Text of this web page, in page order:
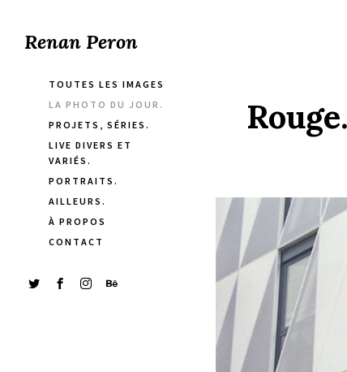
Renan Peron
TOUTES LES IMAGES
LA PHOTO DU JOUR.
PROJETS, SÉRIES.
LIVE DIVERS ET
VARIÉS.
PORTRAITS.
AILLEURS.
À PROPOS
CONTACT